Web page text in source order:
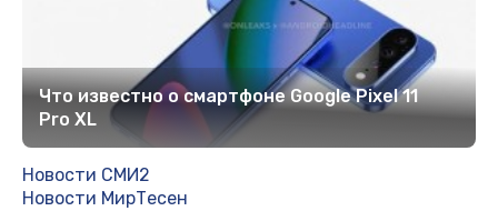
Что известно о смартфоне Google Pixel 11
Pro XL
Новости СМИ2
Новости МирТесен